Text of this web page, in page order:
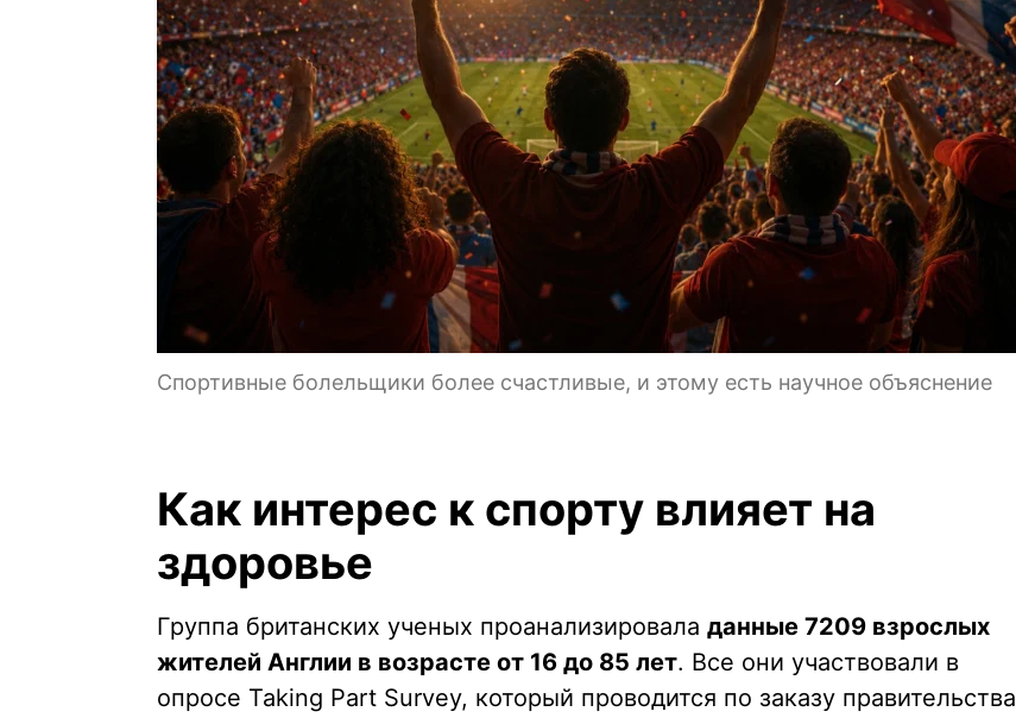
Спортивные болельщики более счастливые, и этому есть научное объяснение
Как интерес к спорту влияет на
здоровье
Группа британских ученых проанализировала данные 7209 взрослых
жителей Англии в возрасте от 16 до 85 лет. Все они участвовали в
опросе Taking Part Survey, который проводится по заказу правительства